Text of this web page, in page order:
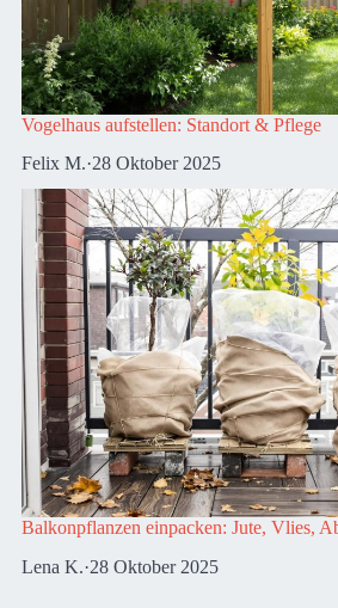
Vogelhaus aufstellen: Standort & Pflege
Felix M.·28 Oktober 2025
Balkonpflanzen einpacken: Jute, Vlies,
Lena K.·28 Oktober 2025